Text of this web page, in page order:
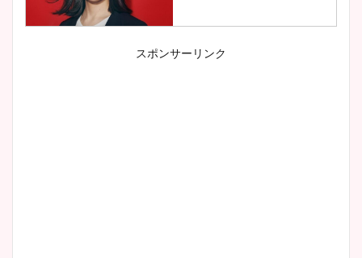
小室瑛莉子のカップ画像まと
スポンサーリンク